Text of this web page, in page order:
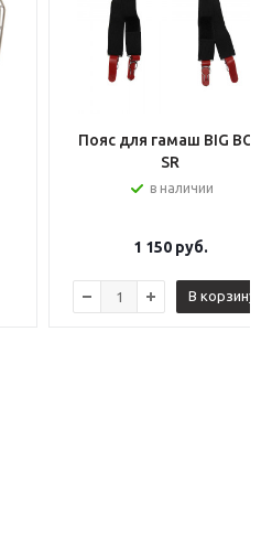
Пояс для гамаш BIG BOY
SR
в наличии
1 150руб.
В корзину